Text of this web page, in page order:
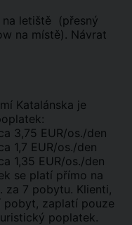
na letiště (přesný
na místě). Návrat
Katalánska je
3,75 EUR/os./den
1,7 EUR/os./den
1,35 EUR/os./den
se platí přímo na
za 7 pobytu. Klienti,
pobyt, zaplatí pouze
poplatek.